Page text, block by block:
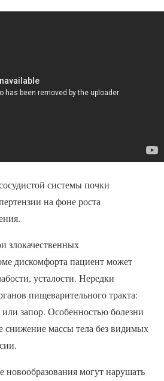
системы почки
на фоне роста
злокачественных
дискомфорта пациент может
усталости. Нередки
пищеварительного тракта:
запор. Особенностью болезни
снижение массы тела без видимых
новообразования могут нарушать